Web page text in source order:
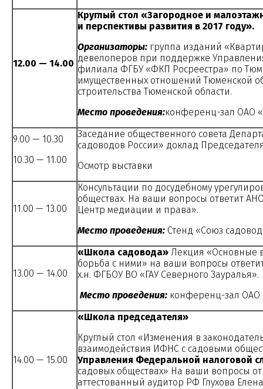
12.00 — 14.00
Круглый стол «Загородное и
и перспективы развития в 2017 году».
Организаторы: группа изданий
девелоперов при поддержке
филиала ФГБУ «ФКП Росреестра» по
имущественных отношений Тюменской
строительства Тюменской области.
Место проведения:конференц-зал ОАО
9.00 — 10.30
10.30 — 11.00
Заседание общественного совета
садоводов России» доклад
Осмотр выставки
11.00 — 13.00
Консультации по досудебному
обществах. На ваши вопросы ответит
Центр медиации и права».
Место проведения: Стенд «Союз
13.00 — 14.00
«Школа садовода» Лекция «Основные
борьба с ними» на ваши вопросы
х.н. ФГБОУ ВО «ГАУ Северного Зауралья».
Место проведения: конференц-зал ОАО
14.00 — 15.00
«Школа председателя»
Круглый стол «Изменения в
взаимодействия ИФНС с садовыми
Управления Федеральной налоговой
садовых обществах» На ваши вопросы
аттестованный аудитор РФ Глухова